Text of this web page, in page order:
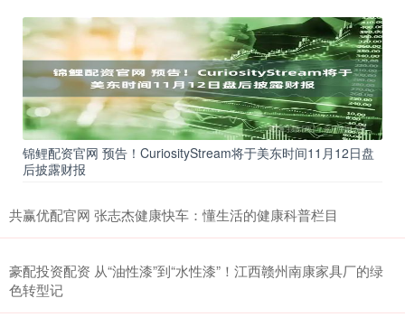
锦鲤配资官网 预告！CuriosityStream将于美东时间11月12日盘
后披露财报
共赢优配官网 张志杰健康快车：懂生活的健康科普栏目
豪配投资配资 从“油性漆”到“水性漆”！江西赣州南康家具厂的绿
色转型记